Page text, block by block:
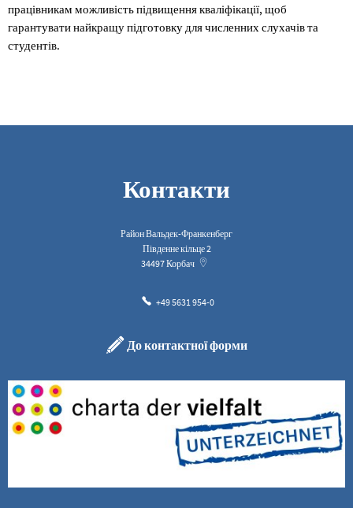
працівникам можливість підвищення кваліфікації, щоб
гарантувати найкращу підготовку для численних слухачів та
студентів.
Контакти
Район Вальдек-Франкенберг
Південне кільце 2
34497Корбач
+49 5631 954-0
До контактної форми